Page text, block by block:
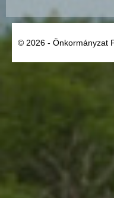
© 2026 - Önkormányzat